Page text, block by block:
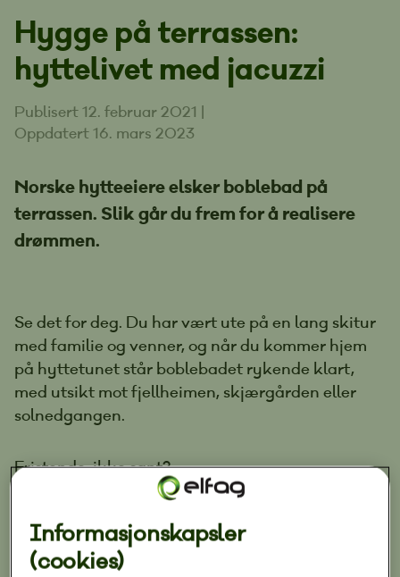
Hygge på terrassen:
hyttelivet med jacuzzi
Publisert 12. februar 2021
Oppdatert 16. mars 2023
Norske hytteeiere elsker boblebad på
terrassen. Slik går du frem for å realisere
drømmen.
Se det for deg. Du har vært ute på en lang skitur
med familie og venner, og når du kommer hjem
på hyttetunet står boblebadet rykende klart,
med utsikt mot fjellheimen, skjærgården eller
solnedgangen.
Fristende, ikke sant?
Flere og flere ønsker å installere boblebad på
hytta, enten det dreier seg om skjærgårdshytter
eller hytter med utsikt over fjellheimen. Likevel
Informasjonskapsler
(cookies)